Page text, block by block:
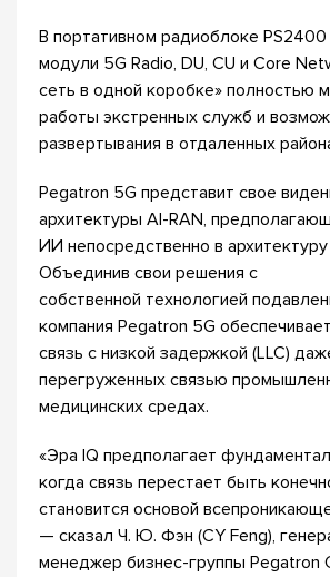
В портативном радиоблоке
модули 5G Radio, DU, CU и Core
сеть в одной коробке» полностью
работы экстренных служб и
развертывания в отдаленных
Pegatron 5G представит свое
архитектуры AI-RAN,
ИИ непосредственно в
Объединив свои решения с
собственной технологией
компания Pegatron 5G
связь с низкой задержкой (LLC)
перегруженных связью
медицинских средах.
«Эра IQ предполагает
когда связь перестает быть
становится основой
— сказал Ч. Ю. Фэн (CY Feng),
менеджер бизнес-группы Pegatron